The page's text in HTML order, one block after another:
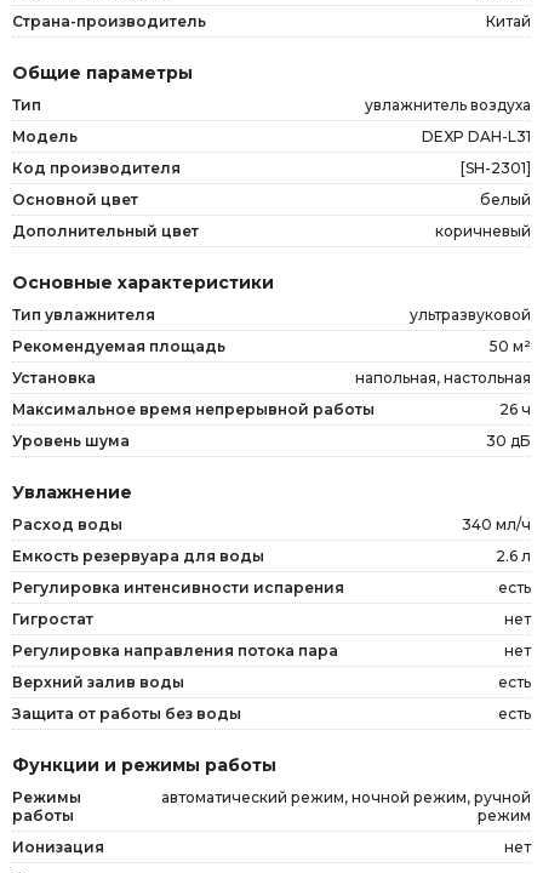
Страна-производитель
Китай
Общие параметры
Тип
увлажнитель воздуха
Модель
DEXP DAH-L31
Код производителя
[SH-2301]
Основной цвет
белый
Дополнительный цвет
коричневый
Основные характеристики
Тип увлажнителя
ультразвуковой
Рекомендуемая площадь
50 м²
Установка
напольная, настольная
Максимальное время непрерывной работы
26 ч
Уровень шума
30 дБ
Увлажнение
Расход воды
340 мл/ч
Емкость резервуара для воды
2.6 л
Регулировка интенсивности испарения
есть
Гигростат
нет
Регулировка направления потока пара
нет
Верхний залив воды
есть
Защита от работы без воды
есть
Функции и режимы работы
Режимы
работы
автоматический режим, ночной режим, ручной
режим
Ионизация
нет